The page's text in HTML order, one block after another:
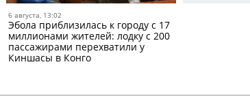
6 августа, 13:02
Эбола приблизилась к городу с 17
миллионами жителей: лодку с 200
пассажирами перехватили у
Киншасы в Конго